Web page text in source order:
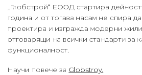
„Глобстрой“ ЕООД стартира
година и от тогава насам не спира
проектира и изгражда модерни
отговарящи на всички стандарти за
функционалност.
Научи повече за Globstroy.